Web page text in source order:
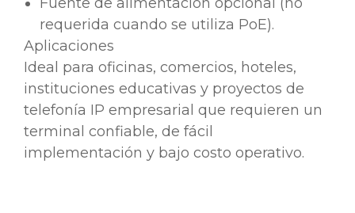
requerida cuando se utiliza PoE).
Aplicaciones
Ideal para oficinas, comercios, hoteles,
instituciones educativas y proyectos de
telefonía IP empresarial que requieren un
terminal confiable, de fácil
implementación y bajo costo operativo.